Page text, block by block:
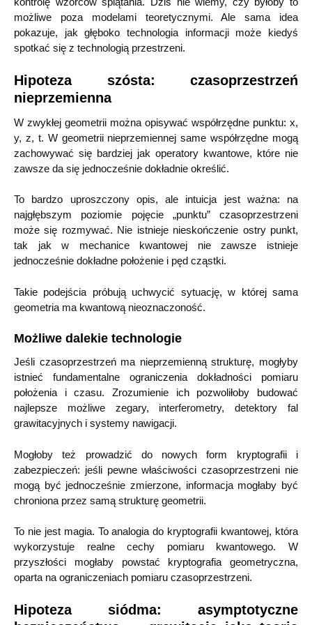
możliwe poza modelami teoretycznymi. Ale sama idea
pokazuje, jak głęboko technologia informacji może kiedyś
spotkać się z technologią przestrzeni.
Hipoteza szósta: czasoprzestrzeń
nieprzemienna
W zwykłej geometrii można opisywać współrzędne punktu: x,
y, z, t. W geometrii nieprzemiennej same współrzędne mogą
zachowywać się bardziej jak operatory kwantowe, które nie
zawsze da się jednocześnie dokładnie określić.
To bardzo uproszczony opis, ale intuicja jest ważna: na
najgłębszym poziomie pojęcie „punktu” czasoprzestrzeni
może się rozmywać. Nie istnieje nieskończenie ostry punkt,
tak jak w mechanice kwantowej nie zawsze istnieje
jednocześnie dokładne położenie i pęd cząstki.
Takie podejścia próbują uchwycić sytuację, w której sama
geometria ma kwantową nieoznaczoność.
Możliwe dalekie technologie
Jeśli czasoprzestrzeń ma nieprzemienną strukturę, mogłyby
istnieć fundamentalne ograniczenia dokładności pomiaru
położenia i czasu. Zrozumienie ich pozwoliłoby budować
najlepsze możliwe zegary, interferometry, detektory fal
grawitacyjnych i systemy nawigacji.
Mogłoby też prowadzić do nowych form kryptografii i
zabezpieczeń: jeśli pewne właściwości czasoprzestrzeni nie
mogą być jednocześnie zmierzone, informacja mogłaby być
chroniona przez samą strukturę geometrii.
To nie jest magia. To analogia do kryptografii kwantowej, która
wykorzystuje realne cechy pomiaru kwantowego. W
przyszłości mogłaby powstać kryptografia geometryczna,
oparta na ograniczeniach pomiaru czasoprzestrzeni.
Hipoteza siódma: asymptotyczne